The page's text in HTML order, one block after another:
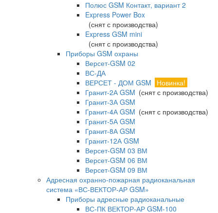
Полюс GSM Контакт, вариант 2
Express Power Box
(снят с производства)
Express GSM mini
(снят с производства)
Приборы GSM охраны
Версет-GSM 02
ВС-ДА
ВЕРСЕТ - ДОМ GSM
Новинка!
Гранит-2А GSM (снят с производства)
Гранит-3А GSM
Гранит-4А GSM (снят с производства)
Гранит-5А GSM
Гранит-8А GSM
Гранит-12А GSM
Версет-GSM 03 ВМ
Версет-GSM 06 ВМ
Версет-GSM 09 ВМ
Адресная охранно-пожарная радиоканальная
система «ВС-ВЕКТОР-АР GSM»
Приборы адресные радиоканальные
ВС-ПК ВЕКТОР-АР GSM-100